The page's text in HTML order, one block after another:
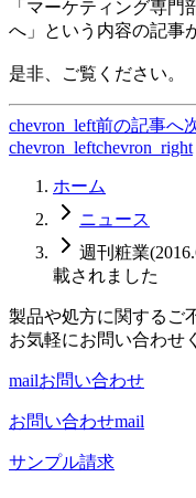
「マーケティング専
へ」という内容の記事
是非、ご覧ください。
chevron_left前の記事へ
chevron_leftchevron_right
ホーム
ニュース
週刊粧業
載されました
製品や処方に関するご
お気軽にお問い合わせ
mailお問い合わせ
お問い合わせmail
サンプル請求